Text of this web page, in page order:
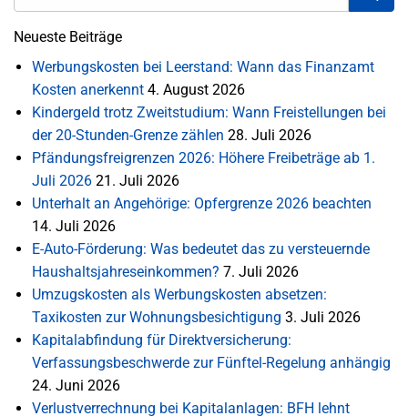
Neueste Beiträge
Werbungskosten bei Leerstand: Wann das Finanzamt
Kosten anerkennt 4. August 2026
Kindergeld trotz Zweitstudium: Wann Freistellungen bei
der 20-Stunden-Grenze zählen 28. Juli 2026
Pfändungsfreigrenzen 2026: Höhere Freibeträge ab 1.
Juli 2026 21. Juli 2026
Unterhalt an Angehörige: Opfergrenze 2026 beachten
14. Juli 2026
E-Auto-Förderung: Was bedeutet das zu versteuernde
Haushaltsjahreseinkommen? 7. Juli 2026
Umzugskosten als Werbungskosten absetzen:
Taxikosten zur Wohnungsbesichtigung 3. Juli 2026
Kapitalabfindung für Direktversicherung:
Verfassungsbeschwerde zur Fünftel-Regelung anhängig
24. Juni 2026
Verlustverrechnung bei Kapitalanlagen: BFH lehnt